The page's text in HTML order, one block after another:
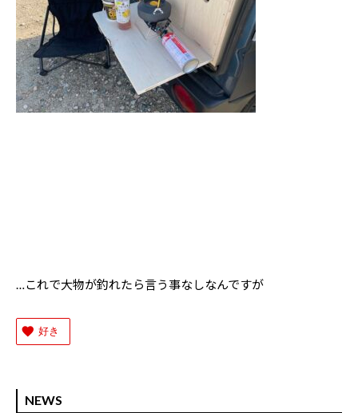
…これで大物が釣れたら言う事なしなんですが
好き
NEWS